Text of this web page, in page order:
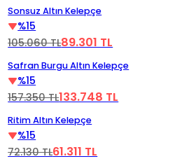
%15 İndirim
Sonsuz Altın Kelepçe
%15
105.060 TL89.301 TL
%15 İndirim
Safran Burgu Altın Kelepçe
%15
157.350 TL133.748 TL
%15 İndirim
Yeni
Ritim Altın Kelepçe
%15
72.130 TL61.311 TL